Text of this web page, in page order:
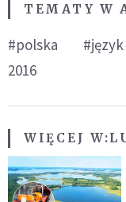
TEMATY W
#polska
2016
WIĘCEJ W: